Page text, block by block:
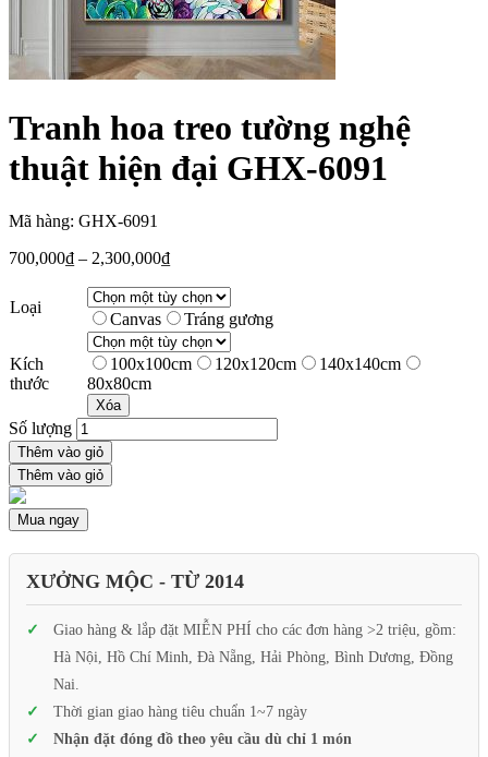
Tranh hoa treo tường nghệ
thuật hiện đại GHX-6091
Mã hàng: GHX-6091
700,000₫ – 2,300,000₫
Loại
Canvas Tráng gương
Kích
thước
100x100cm 120x120cm
140x140cm
80x80cm
Xóa
Số lượng
Thêm vào giỏ
Thêm vào giỏ
Mua ngay
XƯỞNG MỘC - TỪ 2014
Giao hàng & lắp đặt MIỄN PHÍ cho các đơn hàng >2 triệu, gồm:
Hà Nội, Hồ Chí Minh, Đà Nẵng, Hải Phòng, Bình Dương, Đồng
Nai.
Thời gian giao hàng tiêu chuẩn 1~7 ngày
Nhận đặt đóng đồ theo yêu cầu dù chỉ 1 món